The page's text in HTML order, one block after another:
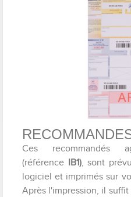
Ces
(référence IB1), sont
logiciel et imprimés sur
Après l'impression, il